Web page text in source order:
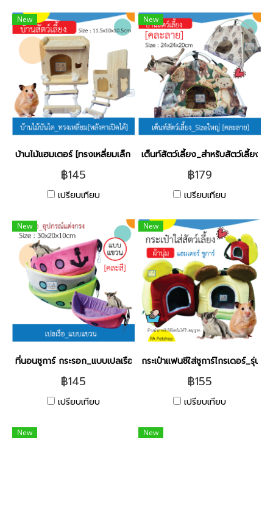
New
บ้านไม้แฮมเตอร์ [ทรงเหลี่ยมเล็ก มีบันได].
฿145
เปรียบเทียบ
New
เต็นท์สัตว์เลี้ยง_สำหรับสัตว์เลี้ยง (
฿179
เปรียบเทียบ
New
ที่นอนชูการ์ กระรอก_แบบเปลเรือ [ใบใหญ่] / คละสี.
฿145
เปรียบเทียบ
New
กระเป๋าแฟนซีใส่ชูการ์ไกรเดอร์_รุ่น
฿155
เปรียบเทียบ
New New